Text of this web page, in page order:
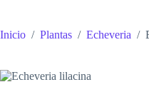
Inicio / Plantas / Echeveria /